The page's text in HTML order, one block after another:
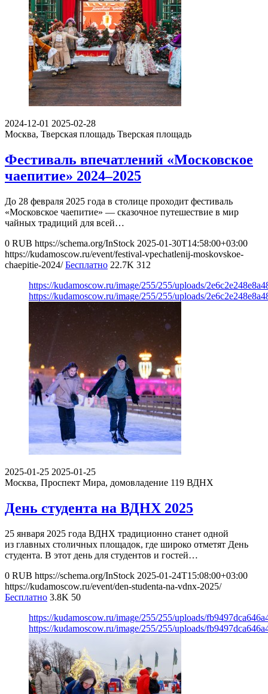
2024-12-01 2025-02-28
Москва, Тверская площадь Тверская площадь
Фестиваль впечатлений «Московское
чаепитие» 2024–2025
До 28 февраля 2025 года в столице проходит фестиваль
«Московское чаепитие» — сказочное путешествие в мир
чайных традиций для всей…
0 RUB https://schema.org/InStock 2025-01-30T14:58:00+03:00
https://kudamoscow.ru/event/festival-vpechatlenij-moskovskoe-
chaepitie-2024/ Бесплатно 22.7K 312
https://kudamoscow.ru/image/255/255/uploads/
https://kudamoscow.ru/image/255/255/uploads/
2025-01-25 2025-01-25
Москва, Проспект Мира, домовладение 119 ВДНХ
День студента на ВДНХ 2025
25 января 2025 года ВДНХ традиционно станет одной
из главных столичных площадок, где широко отметят День
студента. В этот день для студентов и гостей…
0 RUB https://schema.org/InStock 2025-01-24T15:08:00+03:00
https://kudamoscow.ru/event/den-studenta-na-vdnx-2025/
Бесплатно 3.8K 50
https://kudamoscow.ru/image/255/255/uploads/
https://kudamoscow.ru/image/255/255/uploads/